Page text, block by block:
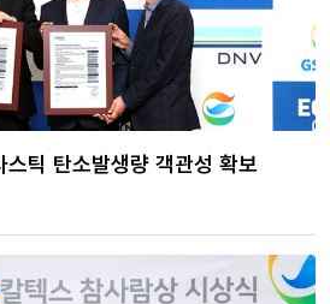
틱 탄소발생량 객관성 확보